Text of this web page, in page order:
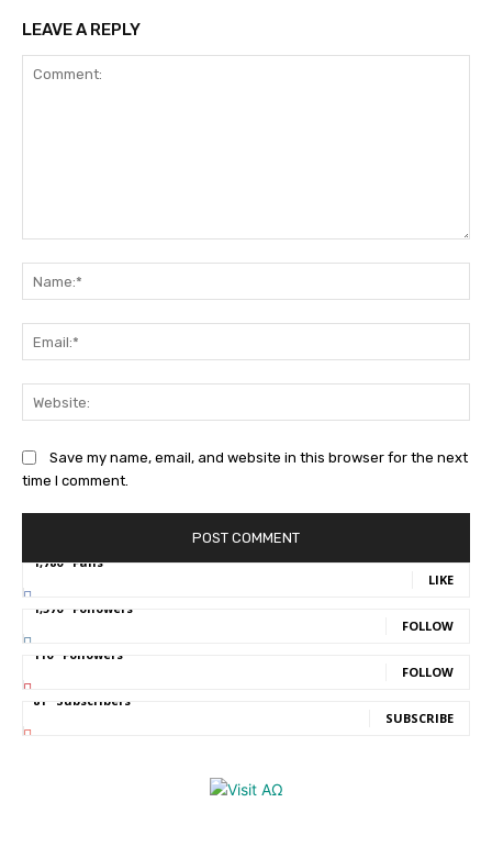
LEAVE A REPLY
Save my name, email, and website in this browser for the next
time I comment.
1,780 Fans
LIKE
1,570
Followers
FOLLOW
110
Followers
FOLLOW
81
Subscribers
SUBSCRIBE